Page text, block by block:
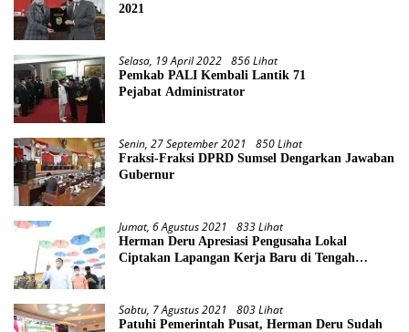
2021
Selasa, 19 April 2022 856 Lihat
Pemkab PALI Kembali Lantik 71
Pejabat Administrator
Senin, 27 September 2021 850 Lihat
Fraksi-Fraksi DPRD Sumsel Dengarkan Jawaban
Gubernur
Jumat, 6 Agustus 2021 833 Lihat
Herman Deru Apresiasi Pengusaha Lokal
Ciptakan Lapangan Kerja Baru di Tengah
Sabtu, 7 Agustus 2021 803 Lihat
Patuhi Pemerintah Pusat, Herman Deru Sudah